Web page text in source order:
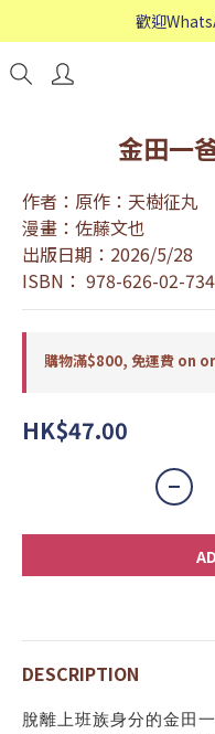
歡迎
歡迎
會員專
金田一
作者：原作：天樹征丸
漫畫：佐藤文也
出版日期：2026/5/28
ISBN： 978-626-02-
購物滿$800, 免運費 on
HK$47.00
DESCRIPTION
脫離上班族身分的金田